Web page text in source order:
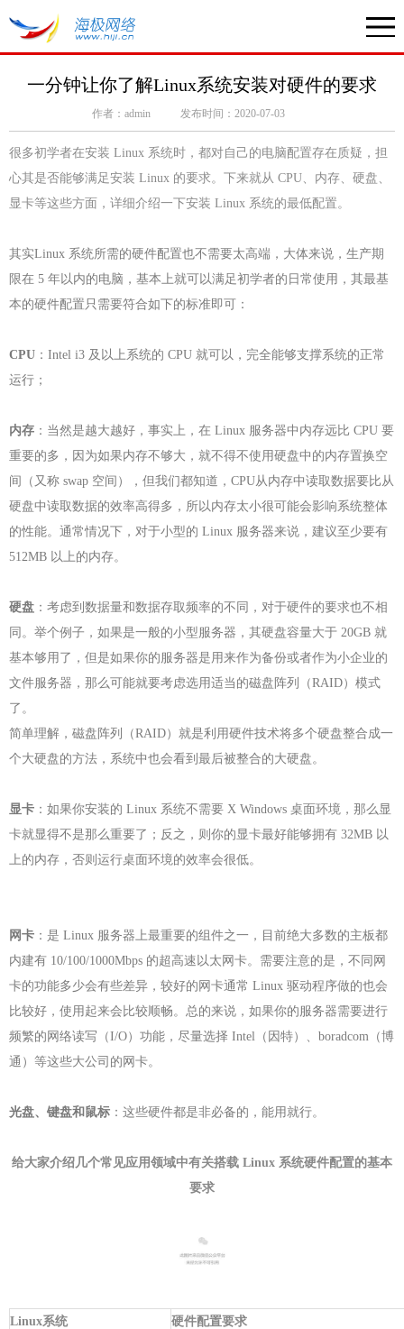
一分钟让你了解Linux系统安装对硬件的要求
作者：admin 发布时间：2020-07-03
很多初学者在安装 Linux 系统时，都对自己的电脑配置存在质疑，担
心其是否能够满足安装 Linux 的要求。下来就从 CPU、内存、硬盘、
显卡等这些方面，详细介绍一下安装 Linux 系统的最低配置。
其实Linux 系统所需的硬件配置也不需要太高端，大体来说，生产期
限在 5 年以内的电脑，基本上就可以满足初学者的日常使用，其最基
本的硬件配置只需要符合如下的标准即可：
CPU ：Intel i3 及以上系统的 CPU 就可以，完全能够支撑系统的正常
运行；
内存 ：当然是越大越好，事实上，在 Linux 服务器中内存远比 CPU 要
重要的多，因为如果内存不够大，就不得不使用硬盘中的内存置换空
间（又称 swap 空间），但我们都知道，CPU从内存中读取数据要比从
硬盘中读取数据的效率高得多，所以内存太小很可能会影响系统整体
的性能。通常情况下，对于小型的 Linux 服务器来说，建议至少要有
512MB 以上的内存。
硬盘 ：考虑到数据量和数据存取频率的不同，对于硬件的要求也不相
同。举个例子，如果是一般的小型服务器，其硬盘容量大于 20GB 就
基本够用了，但是如果你的服务器是用来作为备份或者作为小企业的
文件服务器，那么可能就要考虑选用适当的磁盘阵列（RAID）模式
了。
简单理解，磁盘阵列（RAID）就是利用硬件技术将多个硬盘整合成一
个大硬盘的方法，系统中也会看到最后被整合的大硬盘。
显卡 ：如果你安装的 Linux 系统不需要 X Windows 桌面环境，那么显
卡就显得不是那么重要了；反之，则你的显卡最好能够拥有 32MB 以
上的内存，否则运行桌面环境的效率会很低。
网卡 ：是 Linux 服务器上最重要的组件之一，目前绝大多数的主板都
内建有 10/100/1000Mbps 的超高速以太网卡。需要注意的是，不同网
卡的功能多少会有些差异，较好的网卡通常 Linux 驱动程序做的也会
比较好，使用起来会比较顺畅。总的来说，如果你的服务器需要进行
频繁的网络读写（I/O）功能，尽量选择 Intel（因特）、boradcom（博
通）等这些大公司的网卡。
光盘、键盘和鼠标 ：这些硬件都是非必备的，能用就行。
给大家介绍几个常见应用领域中有关搭载 Linux 系统硬件配置的基本
要求
Linux系统 硬件配置要求